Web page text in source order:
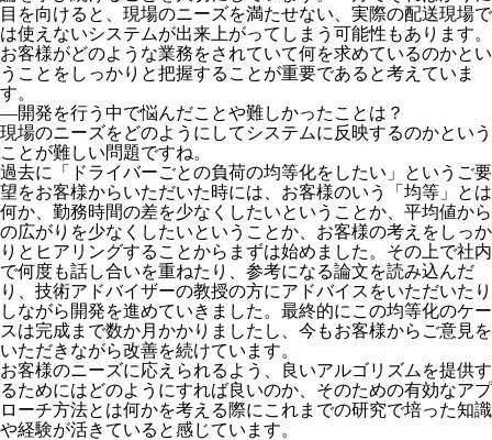
目を向けると、現場のニーズを満たせない、実際の配送現場で
は使えないシステムが出来上がってしまう可能性もあります。
お客様がどのような業務をされていて何を求めているのかとい
うことをしっかりと把握することが重要であると考えていま
す。
―開発を行う中で悩んだことや難しかったことは？
現場のニーズをどのようにしてシステムに反映するのかという
ことが難しい問題ですね。
過去に「ドライバーごとの負荷の均等化をしたい」というご要
望をお客様からいただいた時には、お客様のいう「均等」とは
何か、勤務時間の差を少なくしたいということか、平均値から
の広がりを少なくしたいということか、お客様の考えをしっか
りとヒアリングすることからまずは始めました。その上で社内
で何度も話し合いを重ねたり、参考になる論文を読み込んだ
り、技術アドバイザーの教授の方にアドバイスをいただいたり
しながら開発を進めていきました。最終的にこの均等化のケー
スは完成まで数か月かかりましたし、今もお客様からご意見を
いただきながら改善を続けています。
お客様のニーズに応えられるよう、良いアルゴリズムを提供す
るためにはどのようにすれば良いのか、そのための有効なアプ
ローチ方法とは何かを考える際にこれまでの研究で培った知識
や経験が活きていると感じています。